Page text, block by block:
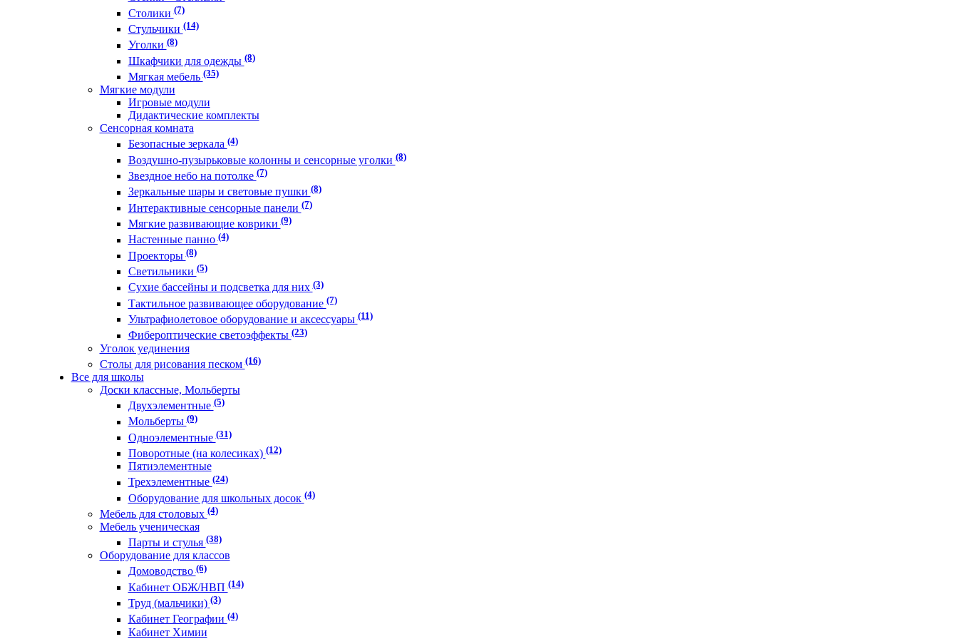
Столики(7)
Стульчики(14)
Уголки(8)
Шкафчики для одежды(8)
Мягкая мебель(35)
Мягкие модули
Игровые модули
Дидактические комплекты
Сенсорная комната
Безопасные зеркала(4)
Воздушно-пузырьковые колонны и сенсорные уголки(8)
Звездное небо на потолке(7)
Зеркальные шары и световые пушки(8)
Интерактивные сенсорные панели(7)
Мягкие развивающие коврики(9)
Настенные панно(4)
Проекторы(8)
Светильники(5)
Сухие бассейны и подсветка для них(3)
Тактильное развивающее оборудование(7)
Ультрафиолетовое оборудование и аксессуары(11)
Фибероптические светоэффекты(23)
Уголок уединения
Столы для рисования песком(16)
Все для школы
Доски классные, Мольберты
Двухэлементные(5)
Мольберты(9)
Одноэлементные(31)
Поворотные (на колесиках)(12)
Пятиэлементные
Трехэлементные(24)
Оборудование для школьных досок(4)
Мебель для столовых(4)
Мебель ученическая
Парты и стулья(38)
Оборудование для классов
Домоводство(6)
Кабинет ОБЖ/НВП(14)
Труд (мальчики)(3)
Кабинет Географии(4)
Кабинет Химии